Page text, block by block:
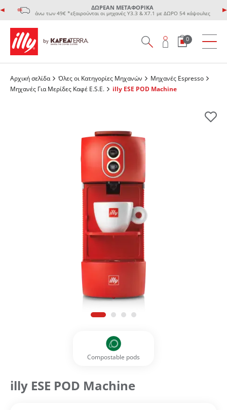
ΔΩΡΕΑΝ ΜΕΤΑΦΟΡΙΚΑ
άνω των 49€ *εξαιρούνται οι μηχανές Υ3.3 & Χ7.1 με ΔΩΡΟ 54 κάψουλες
0
Αρχική σελίδα Όλες οι Κατηγορίες Μηχανών
Μηχανές Espresso
Μηχανές Για Μερίδες Καφέ Ε.S.E.
illy ESE POD Machine
Compostable pods
illy ESE POD Machine